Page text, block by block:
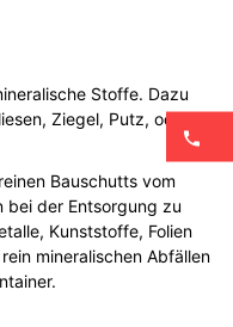
Stoffe. Dazu
Ziegel, Putz, oder
Bauschutts vom
bei der Entsorgung zu
Kunststoffe, Folien
mineralischen Abfällen